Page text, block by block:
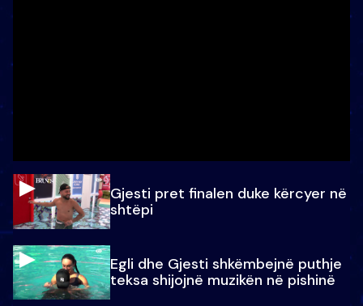
Gjesti pret finalen duke kërcyer në
shtëpi
Egli dhe Gjesti shkëmbejnë puthje
teksa shijojnë muzikën në pishinë